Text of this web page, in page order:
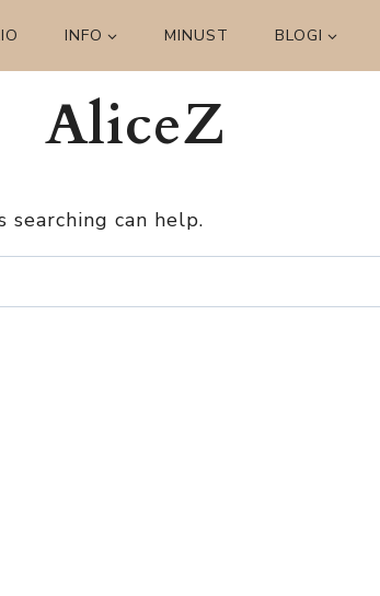
INFO MINUST BLOGI
AliceZ
searching can help.